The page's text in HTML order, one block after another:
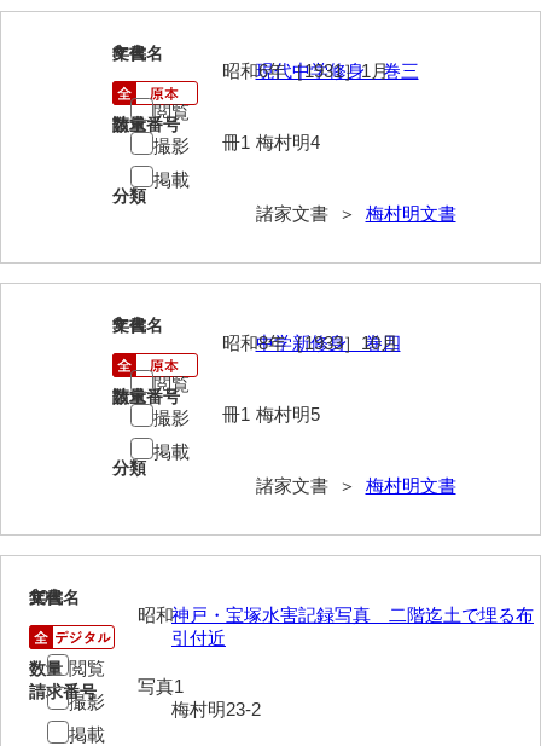
小川五郎収集史料
尾崎家文書
尾崎家文書（防府市）
小沢家文書（阿東町）
小田家文書（柳井市金屋）
小田家文書（柳井市和田）
小田家文書（山口市下小鯖）
小野家文書
鹿島家文書
鍛冶利吉文書
片岡トミ子自作農地木札
8
文書名
現代中学修身 巻三
請求番号
梅村明4
分類
諸家文書 ＞ 梅村明文書
年代
昭和6年［1931］1月
数量
冊1
閲覧
撮影
掲載
9
文書名
中学新修身 巻四
請求番号
梅村明5
分類
諸家文書 ＞ 梅村明文書
年代
昭和8年［1933］10月
数量
冊1
閲覧
撮影
掲載
10
文書名
神戸・宝塚水害記録写真 二階迄土で埋る布
引付近
請求番号
梅村明23-2
年代
昭和
数量
写真1
閲覧
撮影
掲載